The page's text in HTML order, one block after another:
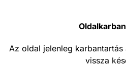
Az oldal jelenleg
vissza